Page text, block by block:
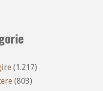
(1.217)
(803)